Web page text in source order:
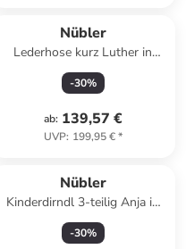
Nübler
Lederhose kurz Luther in
Dunkelbraun
-30%
ab: 139,57 €
UVP: 199,95 €*
Nübler
Kinderdirndl 3-teilig Anja in
Beere
-30%